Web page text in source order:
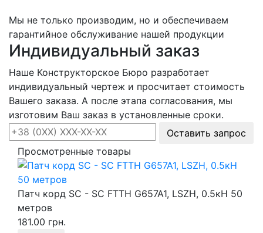
Мы не только производим, но и обеспечиваем
гарантийное обслуживание нашей продукции
Индивидуальный заказ
Наше Конструкторское Бюро разработает
индивидуальный чертеж и просчитает стоимость
Вашего заказа. А после этапа согласования, мы
изготовим Ваш заказ в установленные сроки.
Оставить запрос
Просмотренные товары
Патч корд SC - SC FTTH G657A1, LSZH, 0.5кН 50
метров
181.00 грн.